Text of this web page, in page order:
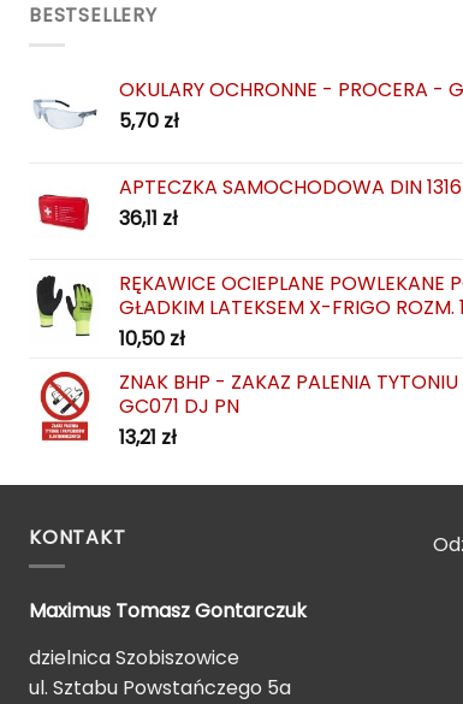
BESTSELLERY
OKULARY OCHRONNE - PROCERA -
5,70 zł
APTECZKA SAMOCHODOWA DIN
36,11 zł
RĘKAWICE OCIEPLANE
GŁADKIM LATEKSEM X-FRIGO ROZM.
10,50 zł
ZNAK BHP - ZAKAZ PALENIA
GC071 DJ PN
13,21 zł
KONTAKT
Maximus TomaszGontarczuk
dzielnica Szobiszowice
ul. Sztabu Powstańczego 5a